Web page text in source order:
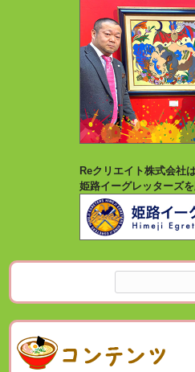
Reクリエイト株式会社
姫路イーグレッターズ
索: